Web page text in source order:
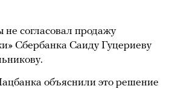
согласовал продажу
Сбербанка Саиду Гуцериеву
объяснили это решение